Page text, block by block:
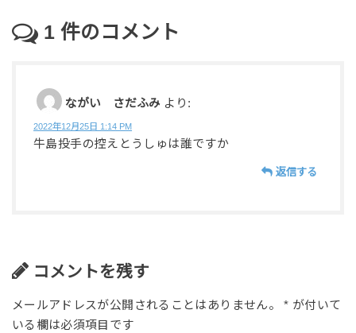
1件のコメント
ながい さだふみ より:
2022年12月25日 1:14 PM
牛島投手の控えとうしゅは誰ですか
返信する
コメントを残す
メールアドレスが公開されることはありません。 * が付いて
いる欄は必須項目です